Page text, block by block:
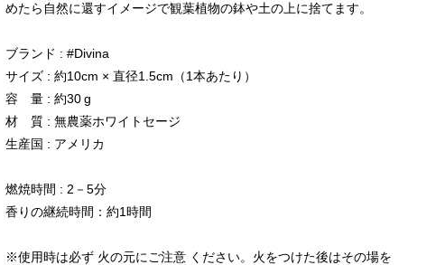
めたら自然に還すイメージで観葉植物の鉢や土の上に捨てます。
ブランド : #Divina
サイズ : 約10cm × 直径1.5cm（1本あたり）
容 量 : 約30 g
材 質 : 無農薬ホワイトセージ
生産国 : アメリカ
燃焼時間 : 2－5分
香りの継続時間：約1時間
※使用時は必ず 火の元にご注意 ください。火をつけた後はその場を